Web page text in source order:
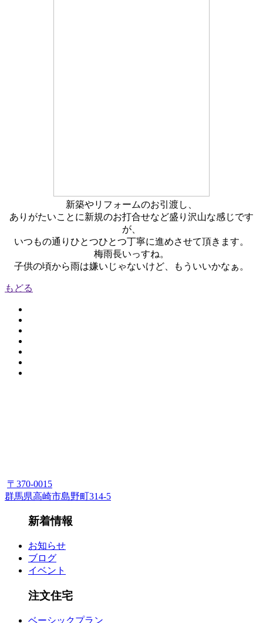
新築やリフォームのお引渡し、
ありがたいことに新規のお打合せなど盛り沢山な感じです
が、
いつもの通りひとつひとつ丁寧に進めさせて頂きます。
梅雨長いっすね。
子供の頃から雨は嫌いじゃないけど、もういいかなぁ。
もどる
〒370-0015
群馬県高崎市島野町314-5
新着情報
お知らせ
ブログ
イベント
注文住宅
ベーシックプラン